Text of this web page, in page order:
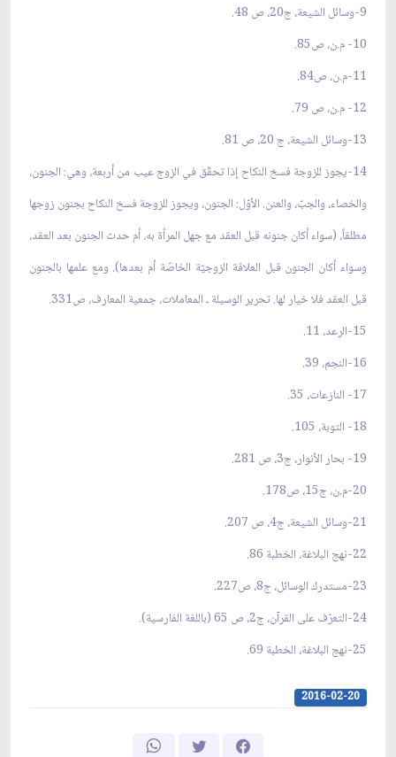
9-وسائل الشيعة، ج20، ص 48.
10- م.ن، ص85.
11-م.ن، ص84.
12- م.ن، ص 79.
13-وسائل الشيعة، ج 20، ص 81.
14-يجوز للزوجة فسخ النكاح إذا تحقّق في الزوج عيب من أربعة، وهي: الجنون،
والخصاء، والجبّ، والعنن. الأوّل: الجنون، ويجوز للزوجة فسخ النكاح بجنون زوجها
مطلقاً، (سواء أكان جنونه قبل العقد مع جهل المرأة به، أم حدث الجنون بعد العقد،
وسواء أكان الجنون قبل العلاقة الزوجيّة الخاصّة أم بعدها). ومع علمها بالجنون
قبل العقد فلا خيار لها. تحرير الوسيلة ـ المعاملات، جمعية المعارف، ص331.
15-الرعد، 11.
16-النجم، 39.
17- النازعات، 35.
18- التوبة، 105.
19- بحار الأنوار، ج3، ص 281.
20-م.ن، ج15، ص178.
21-وسائل الشيعة، ج4، ص 207.
22-نهج البلاغة، الخطبة 86.
23-مستدرك الوسائل، ج8، ص227.
24-التعرّف على القرآن، ج2، ص 65 (باللغة الفارسية).
25-نهج البلاغة، الخطبة 69.
2016-02-20